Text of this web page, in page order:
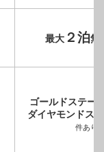
最大２泊無
ゴールドステー
ダイヤモンドス
件あり